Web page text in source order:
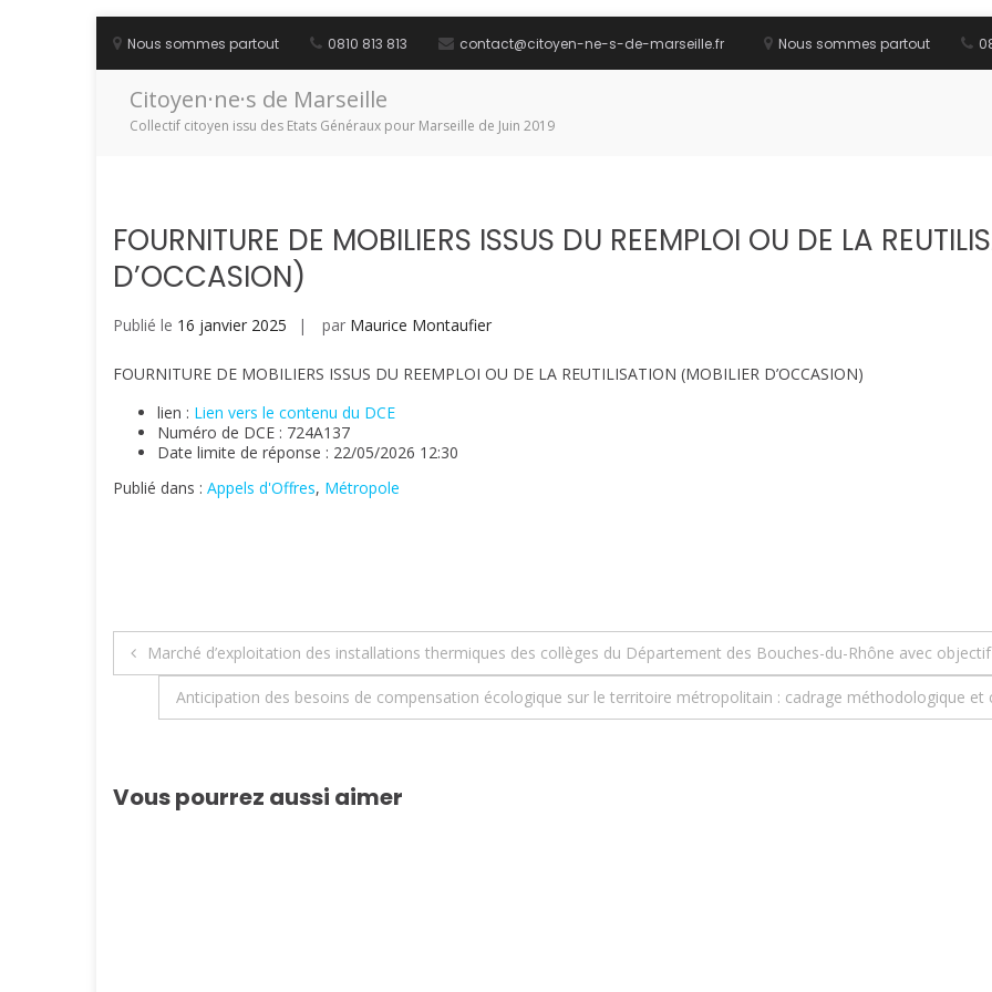
contenu
Nous sommes partout 0810 813 813 contact@citoyen-ne-s-de-marseille.fr Nous sommes partout
Citoyen·ne·s de Marseille
Collectif citoyen issu des Etats Généraux pour Marseille de Juin 2019
FOURNITURE DE MOBILIERS ISSUS DU REEMPLOI OU DE LA
D’OCCASION)
Publié le 16 janvier 2025 par Maurice Montaufier
FOURNITURE DE MOBILIERS ISSUS DU REEMPLOI OU DE LA REUTILISATION (MOBILIER D’OCCASION)
lien : Lien vers le contenu du DCE
Numéro de DCE : 724A137
Date limite de réponse : 22/05/2026 12:30
Publié dans : Appels d'Offres, Métropole
Navigation
Marché d’exploitation des installations thermiques des collèges du Département des Bouches-du-Rhône avec
Anticipation des besoins de compensation écologique sur le territoire métropolitain : cadrage méthodologique et
Vous pourrez aussi aimer